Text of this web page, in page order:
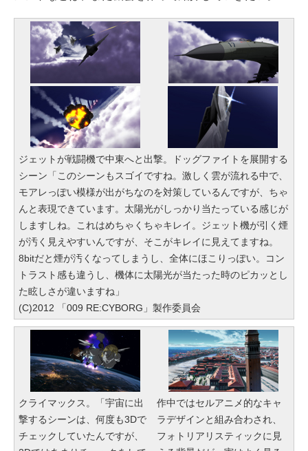
ジェットが戦闘機で中東へと出撃。ドッグファイトを展開する
シーン「このシーンもスゴイですね。激しく雲が流れる中で、
モアレっぽい模様が出がちなのを対策しているんですが、ちゃ
んと表現できています。太陽光がしっかり当たっている感じが
しますしね。これはめちゃくちゃキレイ。ジェット機が引く煙
が汚く見えやすいんですが、そこがキレイに見えてますね。
8bitだと煙が汚くなってしまうし、全体にほこりっぽい。コン
トラスト感も違うし、機体に太陽光が当たった時のピカッとし
た眩しさが違いますね」
(C)2012 「009 RE:CYBORG」製作委員会
クライマックス。「宇宙に出
撃するシーンは、何度も3Dで
チェックしていたんですが、
作中ではセルアニメ的なキャ
ラデザインと組み合わされ、
フォトリアリスティックに見